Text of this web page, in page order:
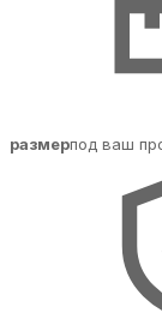
размерпод ваш